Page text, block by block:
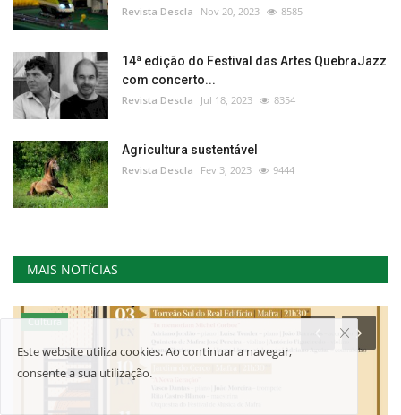
Revista Descla Nov 20, 2023 8585
14ª edição do Festival das Artes QuebraJazz
com concerto...
Revista Descla Jul 18, 2023 8354
Agricultura sustentável
Revista Descla Fev 3, 2023 9444
MAIS NOTÍCIAS
Cultura
Este website utiliza cookies. Ao continuar a navegar,
consente a sua utilização.